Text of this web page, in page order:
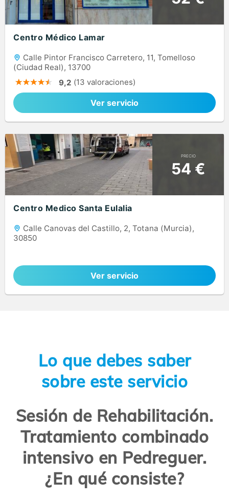
Centro Médico Lamar
Calle Pintor Francisco Carretero, 11, Tomelloso
(Ciudad Real), 13700
9,2 (13 valoraciones)
Ver servicio
PRECIO
54 €
Centro Medico Santa Eulalia
Calle Canovas del Castillo, 2, Totana (Murcia),
30850
Ver servicio
Lo que debes saber
sobre este servicio
Sesión de Rehabilitación.
Tratamiento combinado
intensivo en Pedreguer.
¿En qué consiste?